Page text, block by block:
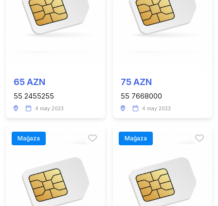
65 AZN
55 2455255
4 may 2023
75 AZN
55 7668000
4 may 2023
Mağaza Mağaza